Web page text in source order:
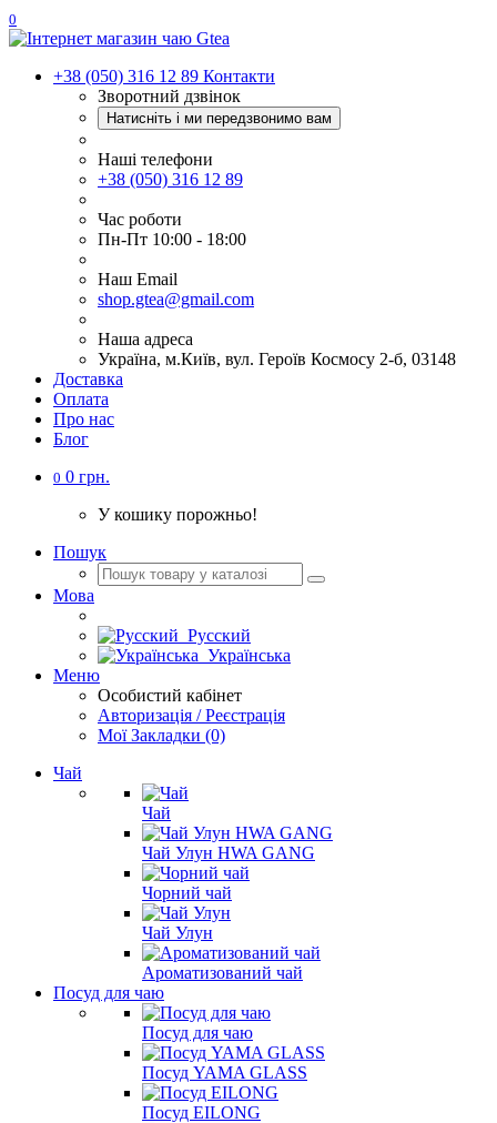
0
+38 (050) 316 12 89 Контакти
Зворотний дзвінок
Натисніть і ми передзвонимо вам
Наші телефони
+38 (050) 316 12 89
Час роботи
Пн-Пт 10:00 - 18:00
Наш Еmail
shop.gtea@gmail.com
Наша адреса
Україна, м.Київ, вул. Героїв Космосу 2-б, 03148
Доставка
Оплата
Про нас
Блог
0 0 грн.
У кошику порожньо!
Пошук
Мова
Русский
Українська
Меню
Особистий кабінет
Авторизація / Реєстрація
Мої Закладки (0)
Чай
Чай
Чай Улун HWA GANG
Чорний чай
Чай Улун
Ароматизований чай
Посуд для чаю
Посуд для чаю
Посуд YAMA GLASS
Посуд EILONG